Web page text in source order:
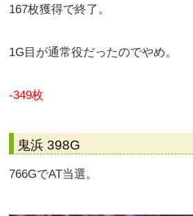
167枚獲得で終了。
1G目が通常役だったのでやめ。
-349枚
鬼浜 398G
766GでAT当選。